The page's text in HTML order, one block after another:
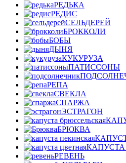
РЕДЬКА
РЕДИС
СЕЛЬДЕРЕЙ
БРОККОЛИ
БОБЫ
ДЫНЯ
КУКУРУЗА
ПАТИССОНЫ
РЕПА
СВЕКЛА
СПАРЖА
ЭСТРАГОН
БРЮКВА
РЕВЕНЬ